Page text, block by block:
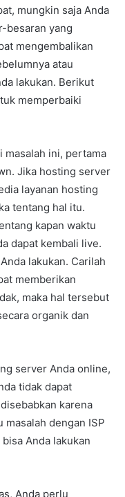
mungkin saja Anda
besaran yang
mengembalikan
atau
lakukan. Berikut
memperbaiki
masalah ini, pertama
Jika hosting server
layanan hosting
tentang hal itu.
kapan waktu
dapat kembali live.
lakukan. Carilah
memberikan
maka hal tersebut
organik dan
server Anda online,
tidak dapat
karena
masalah dengan ISP
Anda lakukan
Anda perlu